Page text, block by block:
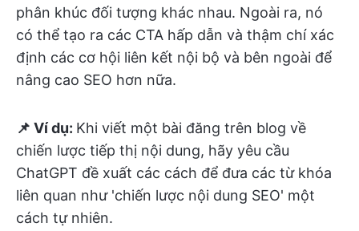
phân khúc đối tượng khác nhau. Ngoài ra, nó
có thể tạo ra các CTA hấp dẫn và thậm chí xác
định các cơ hội liên kết nội bộ và bên ngoài để
nâng cao SEO hơn nữa.
📌 Ví dụ: Khi viết một bài đăng trên blog về
chiến lược tiếp thị nội dung, hãy yêu cầu
ChatGPT đề xuất các cách để đưa các từ khóa
liên quan như 'chiến lược nội dung SEO' một
cách tự nhiên.